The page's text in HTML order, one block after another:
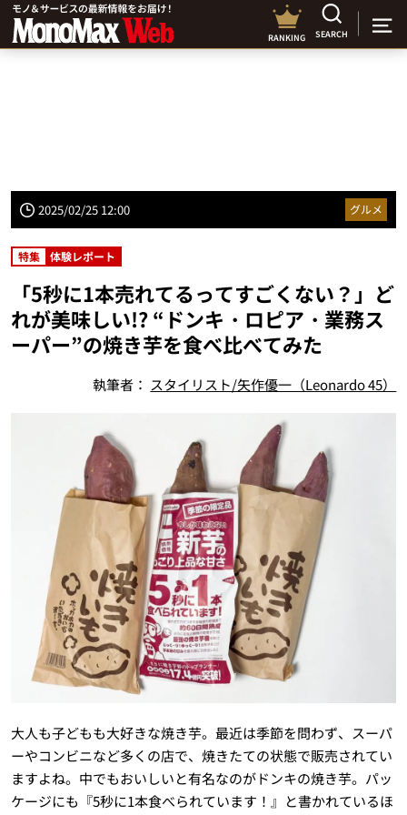
RANKING SEARCH
2025/02/25 12:00 グルメ
特集 体験レポート
「5秒に1本売れてるってすごくない？」ど
れが美味しい!? “ドンキ・ロピア・業務ス
ーパー”の焼き芋を食べ比べてみた
執筆者： スタイリスト/矢作優一（Leonardo 45）
大人も子どもも大好きな焼き芋。最近は季節を問わず、スーパ
ーやコンビニなど多くの店で、焼きたての状態で販売されてい
ますよね。中でもおいしいと有名なのがドンキの焼き芋。パッ
ケージにも『5秒に1本食べられています！』と書かれているほ